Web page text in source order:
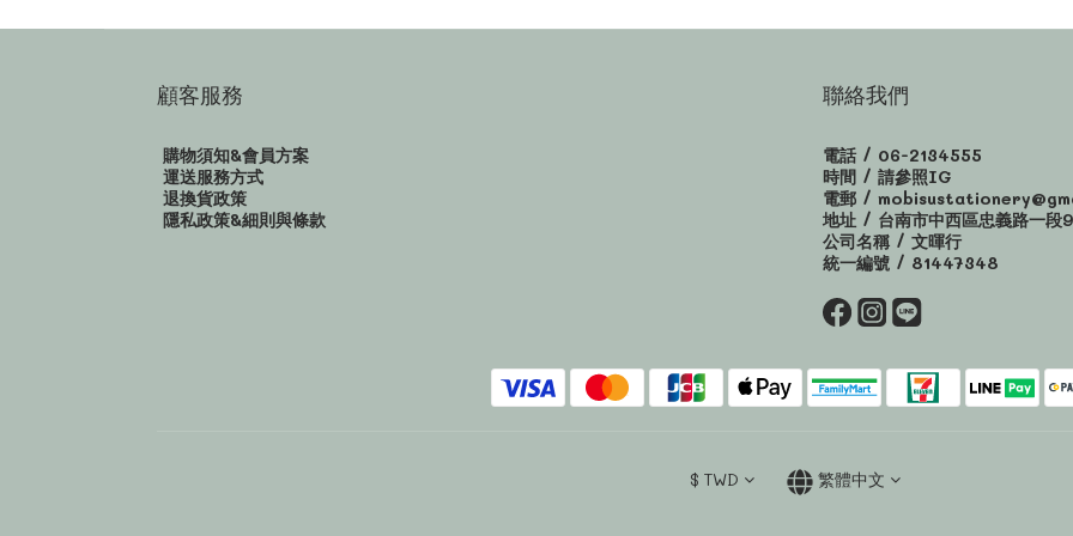
顧客服務
購物須知&會員方案
運送服務方式
退換貨政策
隱私政策&細則與條款
聯絡我們
電話 / 06-2134555
時間 / 請參照IG
電郵 /
地址 / 台南市中西區忠義路一段
公司名稱 / 文暉行
統一編號 / 81447348
$ TWD 繁體中文